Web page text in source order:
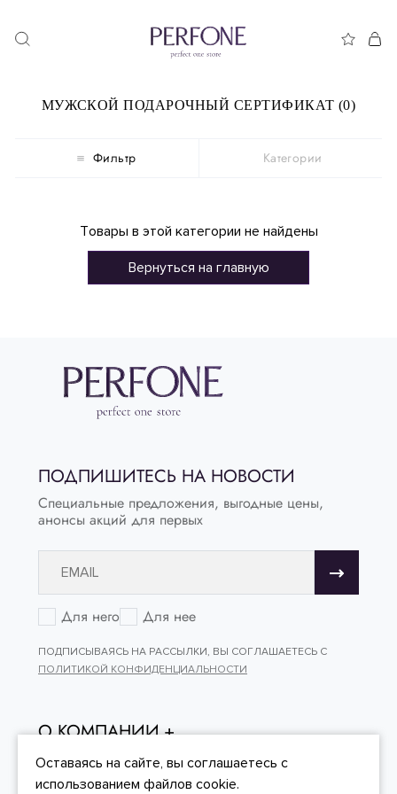
МУЖСКОЙ ПОДАРОЧНЫЙ СЕРТИФИКАТ (0)
Фильтр Категории
Товары в этой категории не найдены
Вернуться на главную
ПОДПИШИТЕСЬ НА НОВОСТИ
Специальные предложения, выгодные цены,
анонсы акций для первых
Для него Для нее
ПОДПИСЫВАЯСЬ НА РАССЫЛКИ, ВЫ СОГЛАШАЕТЕСЬ С
ПОЛИТИКОЙ КОНФИДЕНЦИАЛЬНОСТИ
О КОМПАНИИ
ОНЛАЙН - ПОКУПКИ
Оставаясь на сайте, вы соглашаетесь с
использованием файлов cookie.